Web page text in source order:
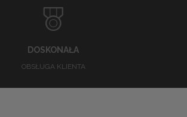
DOSKONAŁA
OBSŁUGA KLIENTA